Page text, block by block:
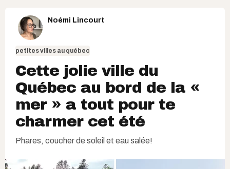
Noémi Lincourt
petites villes au québec
Cette jolie ville du
Québec au bord de la «
mer » a tout pour te
charmer cet été
Phares, coucher de soleil et eau salée!